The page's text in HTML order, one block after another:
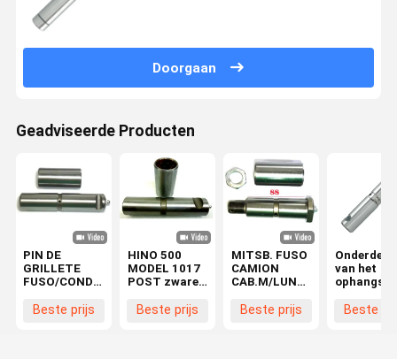
Doorgaan
Geadviseerde Producten
PIN DE
GRILLETE
FUSO/CONDOR
X 130 Voor
Beste prijs
HINO 500
MODEL 1017
POST zware
bladvoetspeld
Beste prijs
MITSB. FUSO
CAMION
CAB.M/LUNA
Ø28x88
Beste prijs
van het
Beste